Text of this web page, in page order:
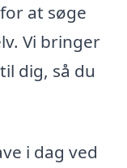
at søge
Vi bringer
dig, så du
i dag ved